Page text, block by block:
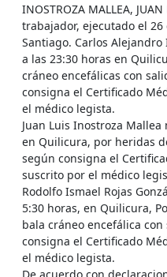
INOSTROZA MALLEA,
trabajador, ejecutado el
Santiago. Carlos
a las 23:30 horas en
cráneo encefálicas con
consigna el Certificado
el médico legista.
Juan Luis Inostroza
en Quilicura, por heridas
según consigna el
suscrito por el médico
Rodolfo Ismael Rojas
5:30 horas, en Quilicura,
bala cráneo encefálica
consigna el Certificado
el médico legista.